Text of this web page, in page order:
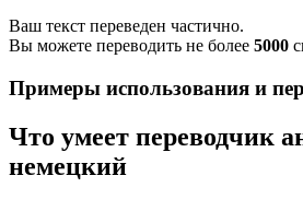
Ваш текст переведен частично.
Вы можете переводить не более 5000
Примеры использования и
Что умеет переводчик
немецкий